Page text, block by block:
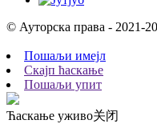
© Ауторска права - 2021-
Пошаљи имејл
Скајп ћаскање
Пошаљи упит
Ћаскање уживо关闭